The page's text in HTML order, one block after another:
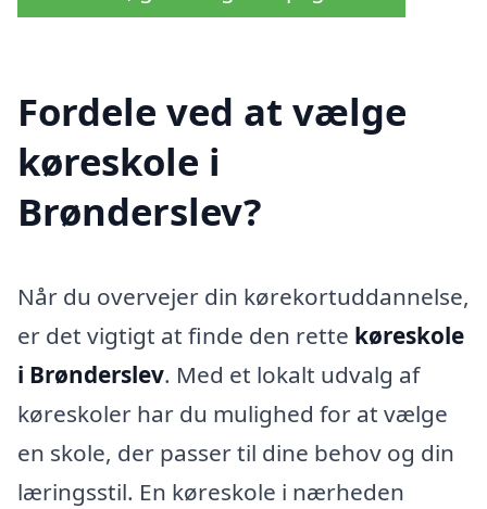
Fordele ved at vælge
køreskole i
Brønderslev?
Når du overvejer din kørekortuddannelse,
er det vigtigt at finde den rette køreskole
i Brønderslev. Med et lokalt udvalg af
køreskoler har du mulighed for at vælge
en skole, der passer til dine behov og din
læringsstil. En køreskole i nærheden